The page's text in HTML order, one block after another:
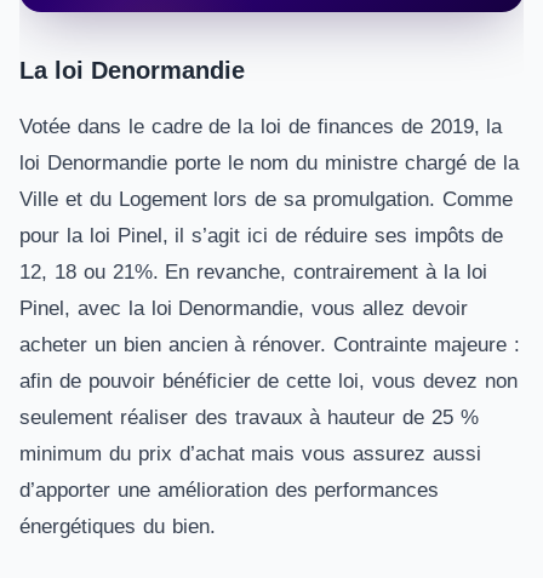
La loi Denormandie
Votée dans le cadre de la loi de finances de 2019, la
loi Denormandie porte le nom du ministre chargé de la
Ville et du Logement lors de sa promulgation. Comme
pour la loi Pinel, il s’agit ici de réduire ses impôts de
12, 18 ou 21%. En revanche, contrairement à la loi
Pinel, avec la loi Denormandie, vous allez devoir
acheter un bien ancien à rénover. Contrainte majeure :
afin de pouvoir bénéficier de cette loi, vous devez non
seulement réaliser des travaux à hauteur de 25 %
minimum du prix d’achat mais vous assurez aussi
d’apporter une amélioration des performances
énergétiques du bien.